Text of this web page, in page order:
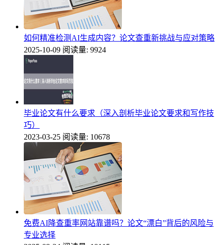
如何精准检测AI生成内容？论文查重新挑战与应对策略
2025-10-09 阅读量: 9924
毕业论文有什么要求（深入剖析毕业论文要求和写作技
巧）
2023-03-25 阅读量: 10678
免费AI降查重率网站靠谱吗？论文“漂白”背后的风险与
专业选择